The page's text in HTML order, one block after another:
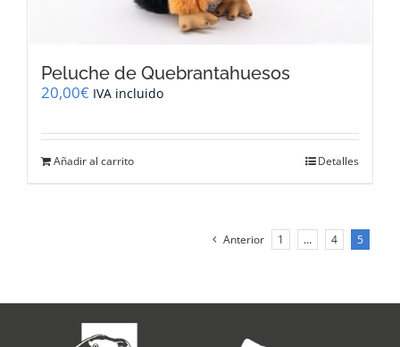
Peluche de Quebrantahuesos
20,00€ IVA incluido
Añadir al carrito Detalles
Anterior 1 … 4 5